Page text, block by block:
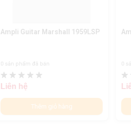
Ampli Guitar Marshall 1959LSP
0 sản phẩm đã bán
Liên hệ
Thêm giỏ hàng
0